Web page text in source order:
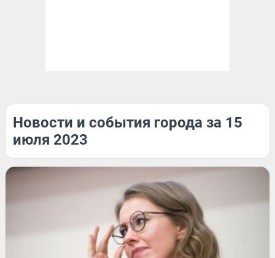
Новости и события города за 15
июля 2023